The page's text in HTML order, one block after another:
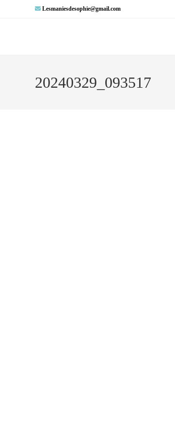
Lesmaniesdesophie@gmail.com
20240329_093517